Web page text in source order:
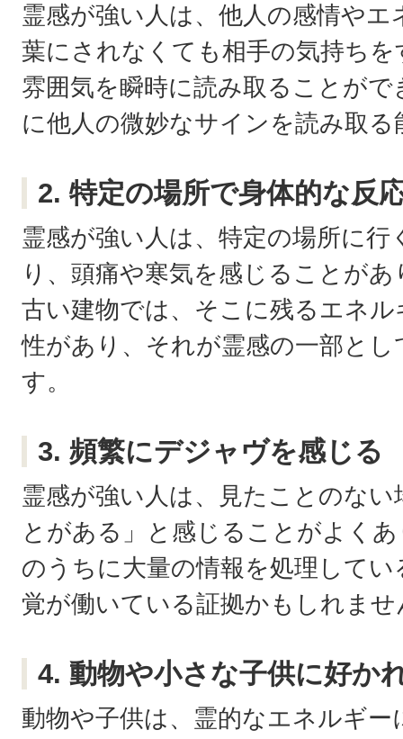
霊感が強い人は、他人の感情や
葉にされなくても相手の気持ち
雰囲気を瞬時に読み取ることが
に他人の微妙なサインを読み取
2. 特定の場所で身体的な反
霊感が強い人は、特定の場所に
り、頭痛や寒気を感じることが
古い建物では、そこに残るエネ
性があり、それが霊感の一部と
す。
3. 頻繁にデジャヴを感じる
霊感が強い人は、見たことのな
とがある」と感じることがよく
のうちに大量の情報を処理して
覚が働いている証拠かもしれませ
4. 動物や小さな子供に好か
動物や子供は、霊的なエネルギ